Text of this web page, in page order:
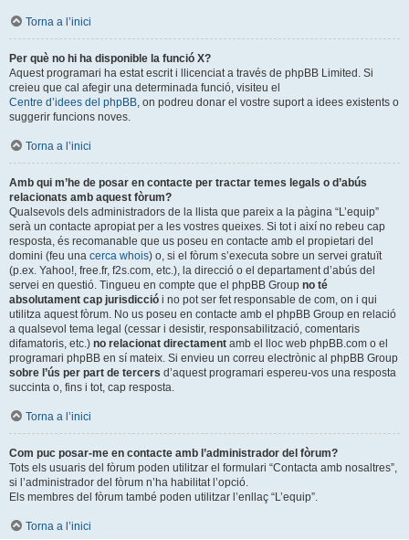
Torna a l’inici
Per què no hi ha disponible la funció X?
Aquest programari ha estat escrit i llicenciat a través de phpBB Limited. Si
creieu que cal afegir una determinada funció, visiteu el
Centre d’idees del phpBB , on podreu donar el vostre suport a idees existents o
suggerir funcions noves.
Torna a l’inici
Amb qui m’he de posar en contacte per tractar temes legals o d’abús
relacionats amb aquest fòrum?
Qualsevols dels administradors de la llista que pareix a la pàgina “L’equip”
serà un contacte apropiat per a les vostres queixes. Si tot i així no rebeu cap
resposta, és recomanable que us poseu en contacte amb el propietari del
domini (feu una cerca whois) o, si el fòrum s’executa sobre un servei gratuït
(p.ex. Yahoo!, free.fr, f2s.com, etc.), la direcció o el departament d’abús del
servei en questió. Tingueu en compte que el phpBB Group no té
absolutament cap jurisdicció i no pot ser fet responsable de com, on i qui
utilitza aquest fòrum. No us poseu en contacte amb el phpBB Group en relació
a qualsevol tema legal (cessar i desistir, responsabilització, comentaris
difamatoris, etc.) no relacionat directament amb el lloc web phpBB.com o el
programari phpBB en sí mateix. Si envieu un correu electrònic al phpBB Group
sobre l’ús per part de tercers d’aquest programari espereu-vos una resposta
succinta o, fins i tot, cap resposta.
Torna a l’inici
Com puc posar-me en contacte amb l’administrador del fòrum?
Tots els usuaris del fòrum poden utilitzar el formulari “Contacta amb nosaltres”,
si l’administrador del fòrum n’ha habilitat l’opció.
Els membres del fòrum també poden utilitzar l’enllaç “L’equip”.
Torna a l’inici